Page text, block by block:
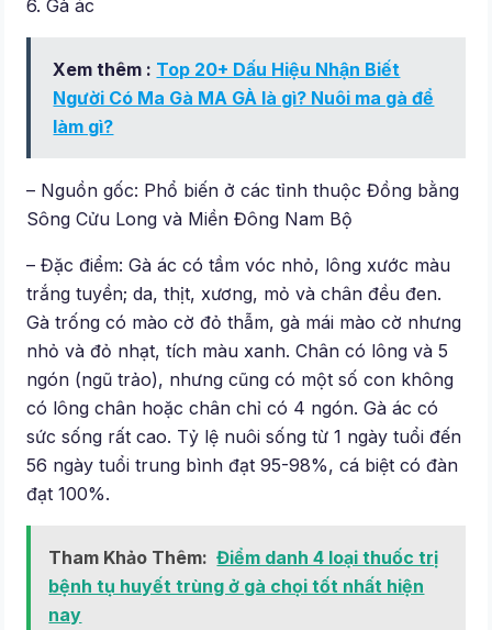
6. Gà ác
Xem thêm : Top 20+ Dấu Hiệu Nhận Biết
Người Có Ma Gà MA GÀ là gì? Nuôi ma gà để
làm gì?
– Nguồn gốc: Phổ biến ở các tỉnh thuộc Đồng bằng
Sông Cửu Long và Miền Đông Nam Bộ
– Đặc điểm: Gà ác có tầm vóc nhỏ, lông xước màu
trắng tuyền; da, thịt, xương, mỏ và chân đều đen.
Gà trống có mào cờ đỏ thẫm, gà mái mào cờ nhưng
nhỏ và đỏ nhạt, tích màu xanh. Chân có lông và 5
ngón (ngũ trảo), nhưng cũng có một số con không
có lông chân hoặc chân chỉ có 4 ngón. Gà ác có
sức sống rất cao. Tỷ lệ nuôi sống từ 1 ngày tuổi đến
56 ngày tuổi trung bình đạt 95-98%, cá biệt có đàn
đạt 100%.
Tham Khảo Thêm: Điểm danh 4 loại thuốc trị
bệnh tụ huyết trùng ở gà chọi tốt nhất hiện
nay